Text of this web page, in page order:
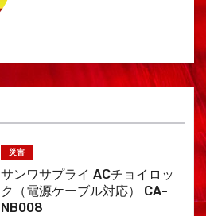
災害
サンワサプライ ACチョイロッ
ク（電源ケーブル対応） CA-
NB008